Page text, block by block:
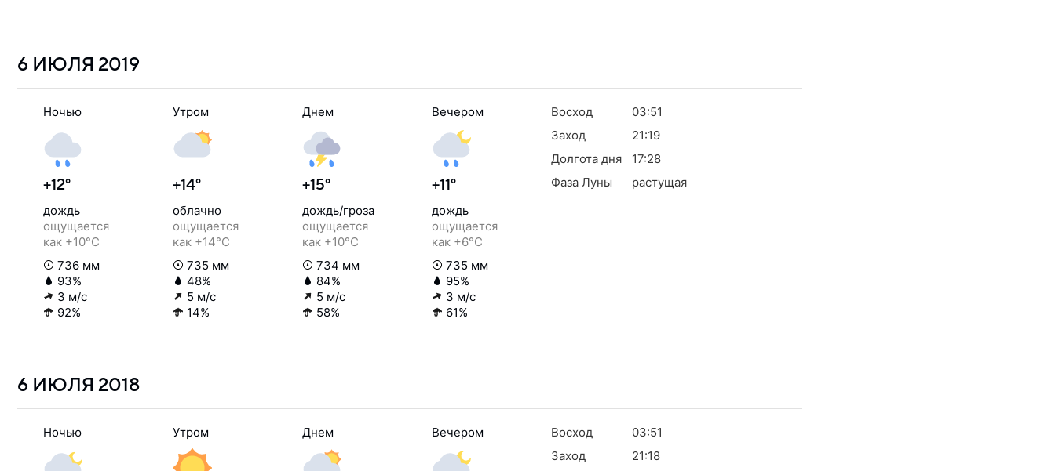
6 ИЮЛЯ 2019
Ночью
+12°
дождь
ощущается
как +10°C
736 мм
93%
3 м/с
92%
Утром
+14°
облачно
ощущается
как +14°C
735 мм
48%
5 м/с
14%
Днем
+15°
дождь/гроза
ощущается
как +10°C
734 мм
84%
5 м/с
58%
Вечером
+11°
дождь
ощущается
как +6°C
735 мм
95%
3 м/с
61%
Восход
03:51
Заход
21:19
Долгота дня
17:28
Фаза Луны
растущая
6 ИЮЛЯ 2018
Ночью Утром Днем Вечером Восход
03:51
Заход
21:18